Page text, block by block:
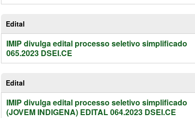
Edital
IMIP divulga edital processo seletivo simplificado
065.2023 DSEI.CE
Edital
IMIP divulga edital processo seletivo simplificado
(JOVEM INDIGENA) EDITAL 064.2023 DSEI.CE